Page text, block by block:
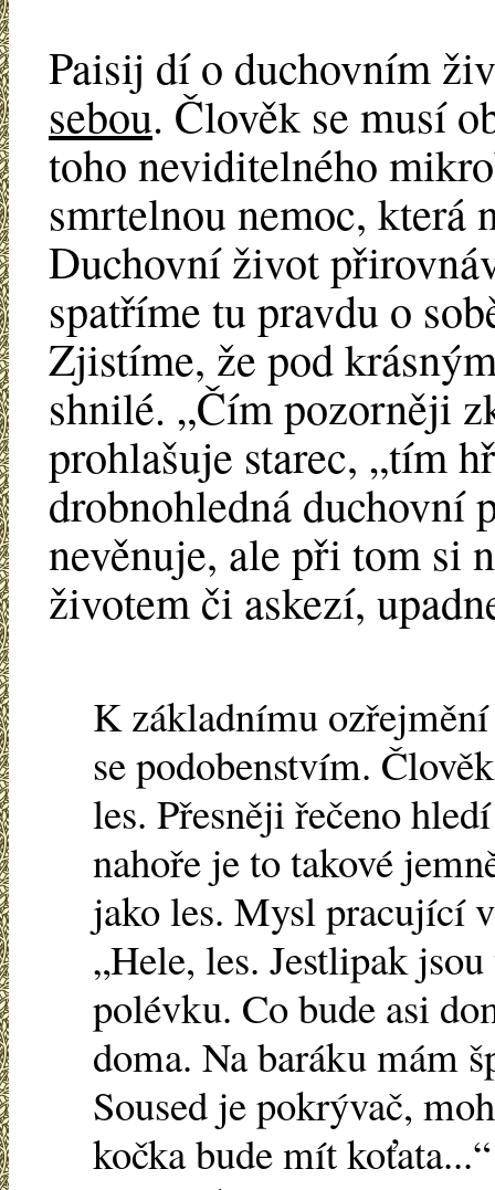
Paisij dí o duchovním
sebou. Člověk se musí
toho neviditelného
smrtelnou nemoc, která
Duchovní život
spatříme tu pravdu o
Zjistíme, že pod
shnilé. „Čím pozorněji
prohlašuje starec, „tím
drobnohledná duchovní
nevěnuje, ale při tom si
životem či askezí,
K základnímu
se podobenstvím.
les. Přesněji řečeno
nahoře je to takové
jako les. Mysl pracující
„Hele, les. Jestlipak
polévku. Co bude asi
doma. Na baráku mám
Soused je pokrývač,
kočka bude mít